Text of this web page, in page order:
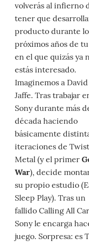
volverás al infierno
tener que
producto durante
próximos años de
en el que quizás ya
estás interesado.
Imaginemos a David
Jaffe. Tras trabajar
Sony durante más
década haciendo
básicamente
iteraciones de
Metal (y el primer
War), decide
su propio estudio
Sleep Play). Tras un
fallido Calling All
Sony le encarga
juego. Sorpresa: es